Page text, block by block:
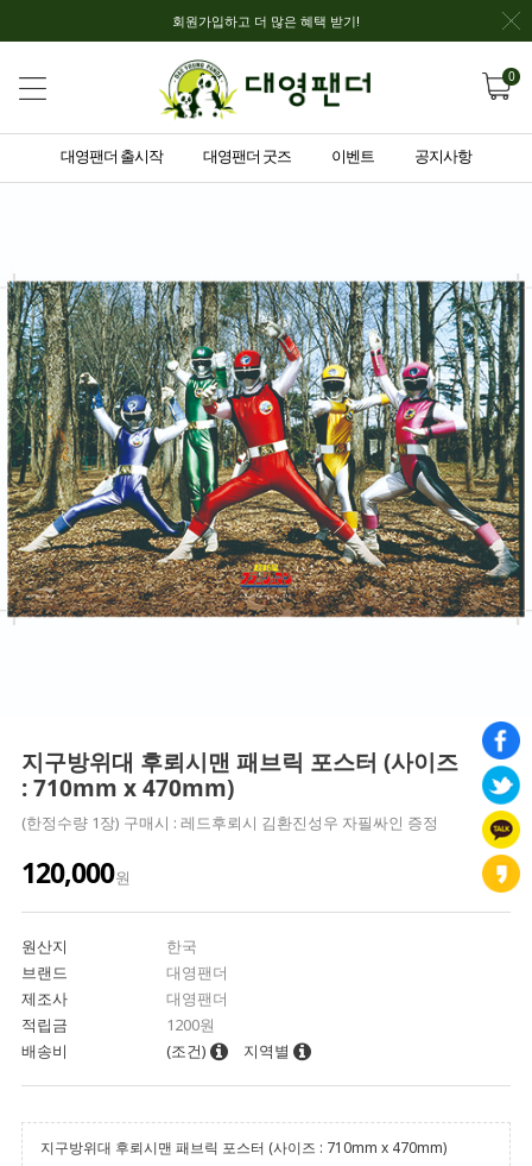
회원가입하고 더 많은 혜택 받기!
0
대영팬더 출시작 대영팬더 굿즈 이벤트 공지사항
지구방위대 후뢰시맨 패브릭 포스터 (사이즈
: 710mm x 470mm)
(한정수량 1장) 구매시 : 레드후뢰시 김환진성우 자필싸인 증정
120,000원
원산지
한국
브랜드
대영팬더
제조사
대영팬더
적립금
1200원
배송비
(조건) 지역별
지구방위대 후뢰시맨 패브릭 포스터 (사이즈 : 710mm x 470mm)